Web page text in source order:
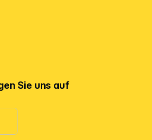
Sie uns auf